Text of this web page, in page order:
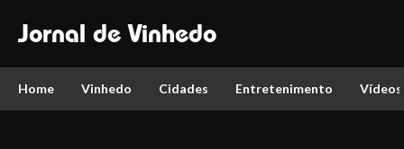
Jornal de Vinhedo
Home Vinhedo Cidades Entretenimento Vídeos